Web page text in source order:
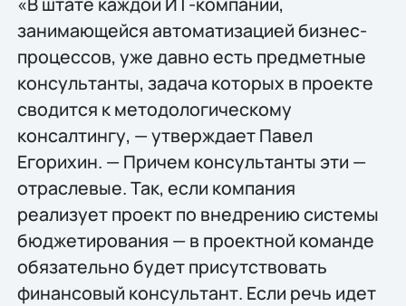
занимающейся автоматизацией бизнес-
процессов, уже давно есть предметные
консультанты, задача которых в проекте
сводится к методологическому
консалтингу, — утверждает Павел
Егорихин. — Причем консультанты эти —
отраслевые. Так, если компания
реализует проект по внедрению системы
бюджетирования — в проектной команде
обязательно будет присутствовать
финансовый консультант. Если речь идет